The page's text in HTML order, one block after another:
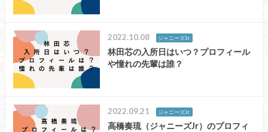
2022.10.08 ジャニーズJr.
林田芯の入所日はいつ？プロフィール
や憧れの先輩は誰？
2022.09.21 ジャニーズJr.
高橋奏琉（ジャニーズJr）のプロフィ